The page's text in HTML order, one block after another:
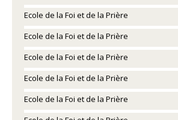
Ecole de la Foi et de la Prière
Ecole de la Foi et de la Prière
Ecole de la Foi et de la Prière
Ecole de la Foi et de la Prière
Ecole de la Foi et de la Prière